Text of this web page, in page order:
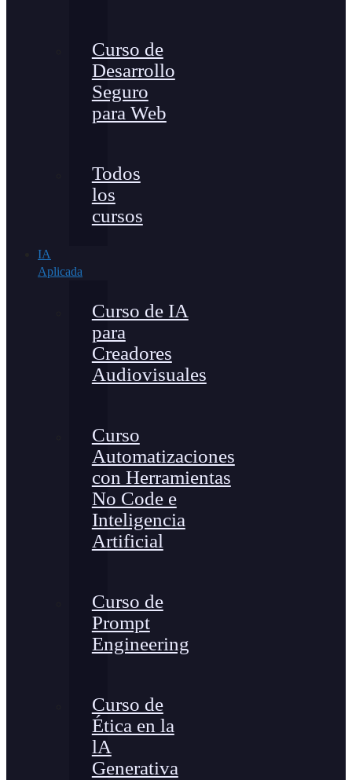
Curso de
Desarrollo
Seguro
para Web
Todos
los
cursos
IA
Aplicada
Curso de IA
para
Creadores
Audiovisuales
Curso
Automatizaciones
con Herramientas
No Code e
Inteligencia
Artificial
Curso de
Prompt
Engineering
Curso de
Ética en la
lA
Generativa